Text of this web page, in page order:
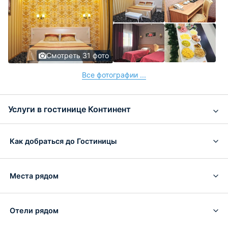
Смотреть 31 фото
Все фотографии ...
Услуги в гостинице Континент
Как добраться до Гостиницы
Места рядом
Отели рядом